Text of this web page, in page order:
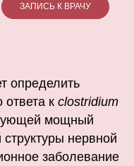
ЗАПИСЬ К ВРАЧУ
определить
ответа к clostridium
мощный
нервной
заболевание